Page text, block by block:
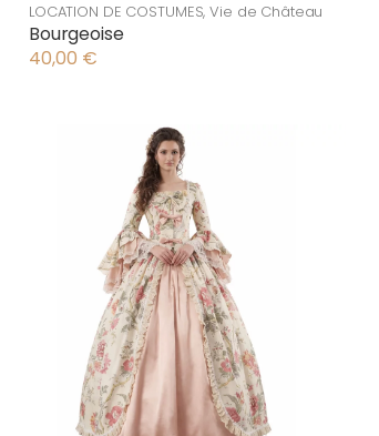
LOCATION DE COSTUMES,Vie de Château
Bourgeoise
40,00 €